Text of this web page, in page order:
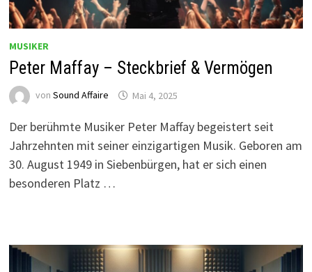
MUSIKER
Peter Maffay – Steckbrief & Vermögen
von Sound Affaire Mai 4, 2025
Der berühmte Musiker Peter Maffay begeistert seit
Jahrzehnten mit seiner einzigartigen Musik. Geboren am
30. August 1949 in Siebenbürgen, hat er sich einen
besonderen Platz …